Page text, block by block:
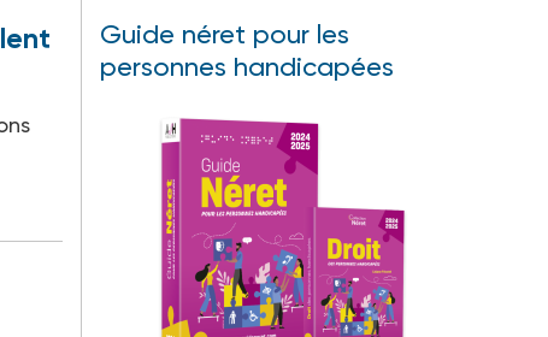
Guide néret pour les
personnes handicapées